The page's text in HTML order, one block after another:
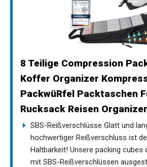
8 Teilige Compression
Koffer Organizer
PackwüRfel Packtaschen
Rucksack Reisen
SBS-Reißverschlüsse Glatt und
hochwertiger Reißverschluss ist
Haltbarkeit! Unsere packing cubes
mit SBS-Reißverschlüssen